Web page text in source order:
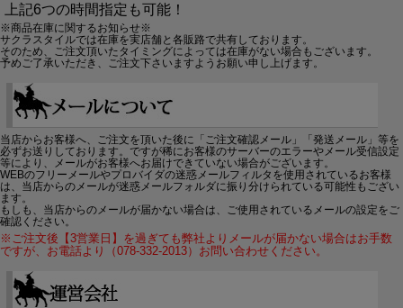
上記6つの時間指定も可能！
※商品在庫に関するお知らせ※
サクラスタイルでは在庫を実店舗と各販路で共有しております。
そのため、ご注文頂いたタイミングによっては在庫がない場合もございます。
予めご了承いただき、ご注文下さいますようお願い申し上げます。
当店からお客様へ、ご注文を頂いた後に「ご注文確認メール」「発送メール」等を
必ずお送りしております。ですが稀にお客様のサーバーのエラーやメール受信設定
等により、メールがお客様へお届けできていない場合がございます。
WEBのフリーメールやプロバイダの迷惑メールフィルタを使用されているお客様
は、当店からのメールが迷惑メールフォルダに振り分けられている可能性もござい
ます。
もしも、当店からのメールが届かない場合は、ご使用されているメールの設定をご
確認ください。
※ご注文後【3営業日】を過ぎても弊社よりメールが届かない場合はお手数
ですが、お電話より（078-332-2013）お問い合わせください。